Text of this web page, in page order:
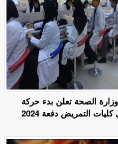
2025.. وزارة الصحة تعلن بدء حركة
التمريض دفعة 2024